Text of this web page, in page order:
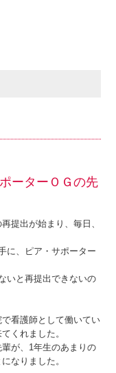
ーターＯＧの先
提出が始まり、毎日、
に、ピア・サポーター
いと再提出できないの
看護師として働いてい
くれました。
が、1年生のあまりの
なりました。